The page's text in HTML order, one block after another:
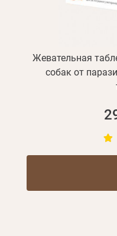
Жевательная
собак от